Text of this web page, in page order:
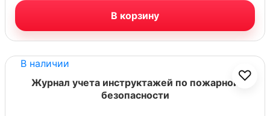
В корзину
В наличии
♡
Журнал учета инструктажей по пожарной
безопасности